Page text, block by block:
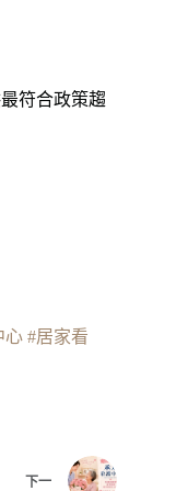
符合政策趨
心 #居家看
下一